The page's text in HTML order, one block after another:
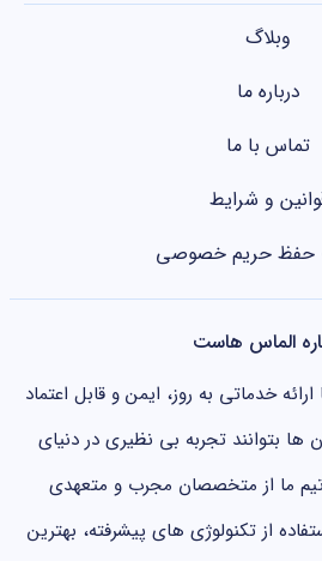
وبلاگ
درباره ما
تماس با ما
و شرایط
حفظ حریم خصوصی
الماس هاست
خدماتی به روز، ایمن و قابل اعتماد
ها بتوانند تجربه بی نظیری در دنیای
تیم ما از متخصصان مجرب و متعهدی
از تکنولوژی های پیشرفته، بهترین